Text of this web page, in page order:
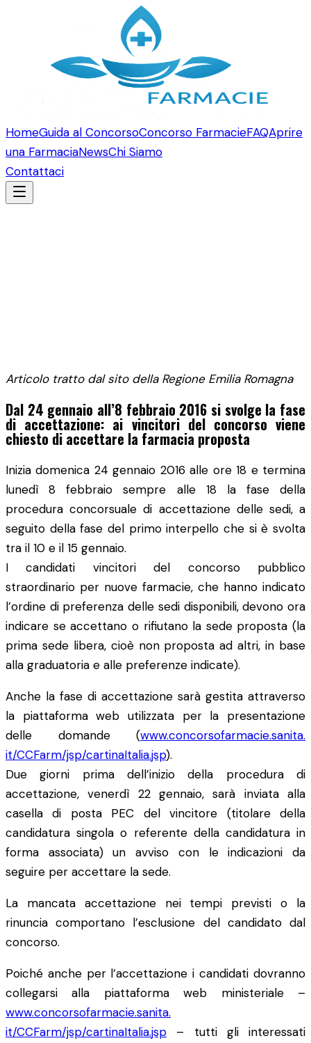
HomeGuida al ConcorsoConcorso FarmacieFAQAprire
una FarmaciaNewsChi Siamo
Contattaci
Articolo tratto dal sito della Regione Emilia Romagna
Dal 24 gennaio all’8 febbraio 2016 si svolge la fase
di accettazione: ai vincitori del concorso viene
chiesto di accettare la farmacia proposta
Inizia domenica 24 gennaio 2016 alle ore 18 e termina
lunedì 8 febbraio sempre alle 18 la fase della
procedura concorsuale di accettazione delle sedi, a
seguito della fase del primo interpello che si è svolta
tra il 10 e il 15 gennaio.
I candidati vincitori del concorso pubblico
straordinario per nuove farmacie, che hanno indicato
l’ordine di preferenza delle sedi disponibili, devono ora
indicare se accettano o rifiutano la sede proposta (la
prima sede libera, cioè non proposta ad altri, in base
alla graduatoria e alle preferenze indicate).
Anche la fase di accettazione sarà gestita attraverso
la piattaforma web utilizzata per la presentazione
delle domande (www.concorsofarmacie.sanita.
it/CCFarm/jsp/cartinaItalia.jsp).
Due giorni prima dell’inizio della procedura di
accettazione, venerdì 22 gennaio, sarà inviata alla
casella di posta PEC del vincitore (titolare della
candidatura singola o referente della candidatura in
forma associata) un avviso con le indicazioni da
seguire per accettare la sede.
La mancata accettazione nei tempi previsti o la
rinuncia comportano l’esclusione del candidato dal
concorso.
Poiché anche per l’accettazione i candidati dovranno
collegarsi alla piattaforma web ministeriale –
www.concorsofarmacie.sanita.
it/CCFarm/jsp/cartinaItalia.jsp – tutti gli interessati